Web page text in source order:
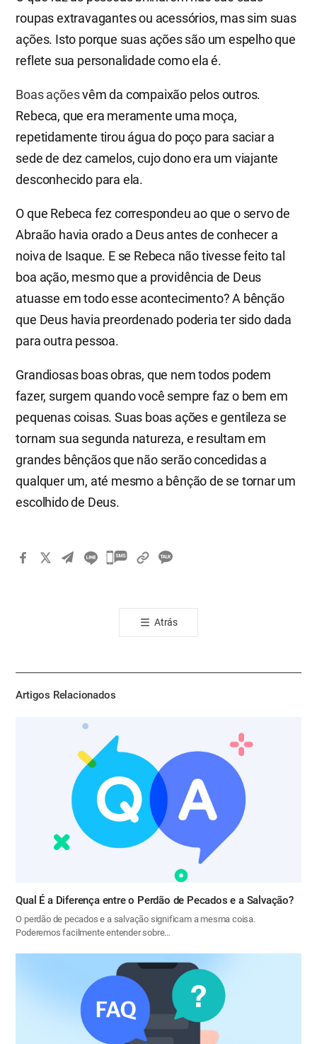
roupas extravagantes ou acessórios, mas sim suas
ações. Isto porque suas ações são um espelho que
reflete sua personalidade como ela é.
Boas açõesvêm da compaixão pelos outros.
Rebeca, que era meramente uma moça,
repetidamente tirou água do poço para saciar a
sede de dez camelos, cujo dono era um viajante
desconhecido para ela.
O que Rebeca fez correspondeu ao que o servo de
Abraão havia orado a Deus antes de conhecer a
noiva de Isaque. E se Rebeca não tivesse feito tal
boa ação, mesmo que a providência de Deus
atuasse em todo esse acontecimento? A bênção
que Deus havia preordenado poderia ter sido dada
para outra pessoa.
Grandiosas boas obras, que nem todos podem
fazer, surgem quando você sempre faz o bem em
pequenas coisas. Suas boas ações e gentileza se
tornam sua segunda natureza, e resultam em
grandes bênçãos que não serão concedidas a
qualquer um, até mesmo a bênção de se tornar um
escolhido de Deus.
카
톡
공
기
Atrás
Artigos Relacionados
Qual É a Diferença entre o Perdão de Pecados e a Salvação?
O perdão de pecados e a salvação significam a mesma coisa.
Poderemos facilmente entender sobre…